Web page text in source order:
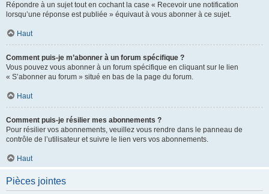
Répondre à un sujet tout en cochant la case « Recevoir une notification
lorsqu’une réponse est publiée » équivaut à vous abonner à ce sujet.
Haut
Comment puis-je m’abonner à un forum spécifique ?
Vous pouvez vous abonner à un forum spécifique en cliquant sur le lien
« S’abonner au forum » situé en bas de la page du forum.
Haut
Comment puis-je résilier mes abonnements ?
Pour résilier vos abonnements, veuillez vous rendre dans le panneau de
contrôle de l’utilisateur et suivre le lien vers vos abonnements.
Haut
Pièces jointes